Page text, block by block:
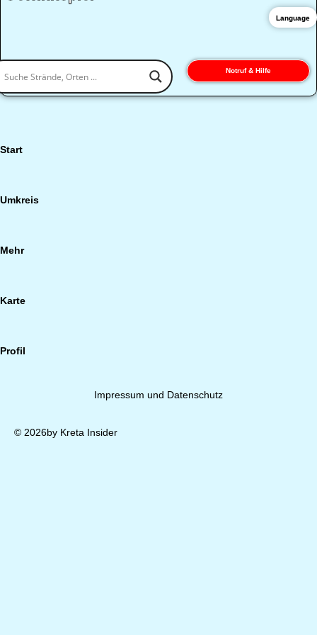
Notruf & Hilfe
Start
Umkreis
Mehr
Karte
Profil
Impressum und Datenschutz
© 2026by Kreta Insider
Language